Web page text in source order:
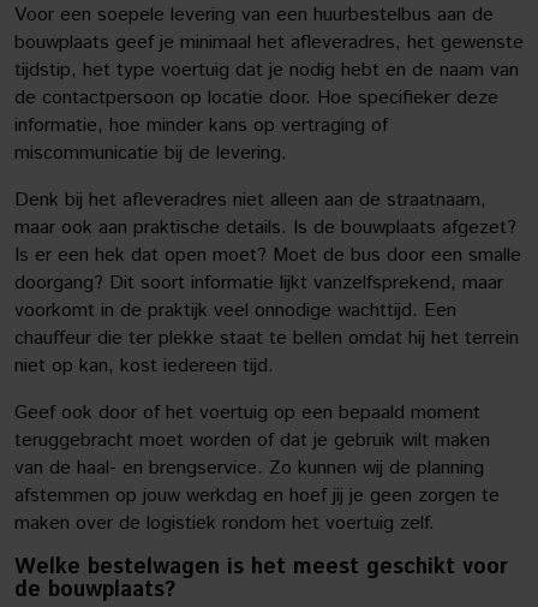
Voor een soepele levering van een huurbestelbus aan de
bouwplaats geef je minimaal het afleveradres, het gewenste
tijdstip, het type voertuig dat je nodig hebt en de naam van
de contactpersoon op locatie door. Hoe specifieker deze
informatie, hoe minder kans op vertraging of
miscommunicatie bij de levering.
Denk bij het afleveradres niet alleen aan de straatnaam,
maar ook aan praktische details. Is de bouwplaats afgezet?
Is er een hek dat open moet? Moet de bus door een smalle
doorgang? Dit soort informatie lijkt vanzelfsprekend, maar
voorkomt in de praktijk veel onnodige wachttijd. Een
chauffeur die ter plekke staat te bellen omdat hij het terrein
niet op kan, kost iedereen tijd.
Geef ook door of het voertuig op een bepaald moment
teruggebracht moet worden of dat je gebruik wilt maken
van de haal- en brengservice. Zo kunnen wij de planning
afstemmen op jouw werkdag en hoef jij je geen zorgen te
maken over de logistiek rondom het voertuig zelf.
Welke bestelwagen is het meest geschikt voor
de bouwplaats?